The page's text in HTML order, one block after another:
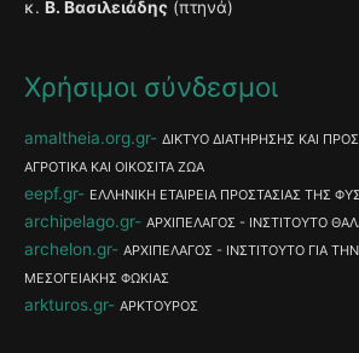
κ. Β. Βασιλειάδης (πτηνά)
Χρήσιμοι σύνδεσμοι
amaltheia.org.gr
ΔΙΚΤΥΟ ΔΙΑΤΗΡΗΣΗΣ ΚΑΙ
ΑΓΡΟΤΙΚΑ ΚΑΙ ΟΙΚΟΣΙΤΑ ΖΩΑ
eepf.gr ΕΛΛΗΝΙΚΗ ΕΤΑΙΡΕΙΑ ΠΡΟΣΤΑΣΙΑΣ ΤΗΣ
archipelago.gr ΑΡΧΙΠΕΛΑΓΟΣ - ΙΝΣΤΙΤΟΥΤΟ
archelon.gr
ΑΡΧΙΠΕΛΑΓΟΣ - ΙΝΣΤΙΤΟΥΤΟ ΓΙΑ
ΜΕΣΟΓΕΙΑΚΗΣ ΦΩΚΙΑΣ
arkturos.gr ΑΡΚΤΟΥΡΟΣ